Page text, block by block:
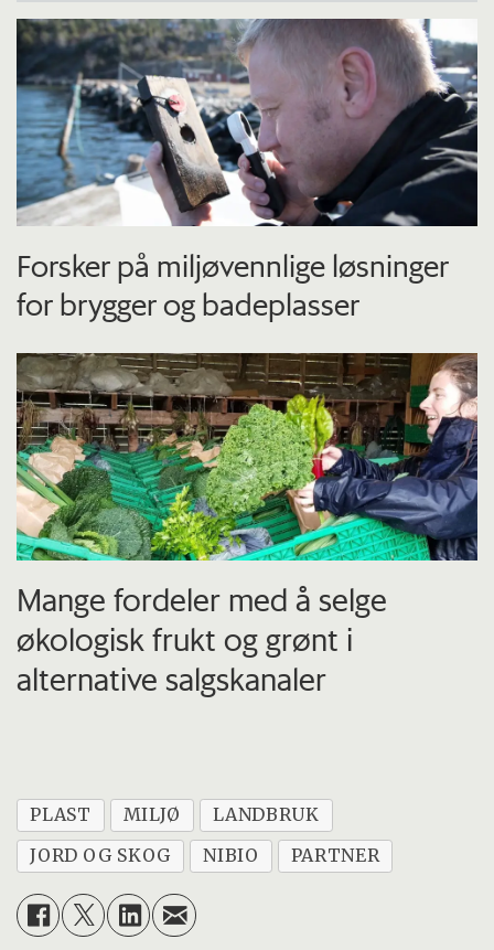
Forsker på miljøvennlige løsninger
for brygger og badeplasser
Mange fordeler med å selge
økologisk frukt og grønt i
alternative salgskanaler
PLAST MILJØ
LANDBRUK
JORD OG SKOG
NIBIO PARTNER